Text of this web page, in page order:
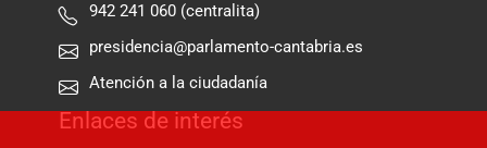
942 241 060 (centralita)
presidencia@parlamento-cantabria.es
Atención a la ciudadanía
Enlaces de interés